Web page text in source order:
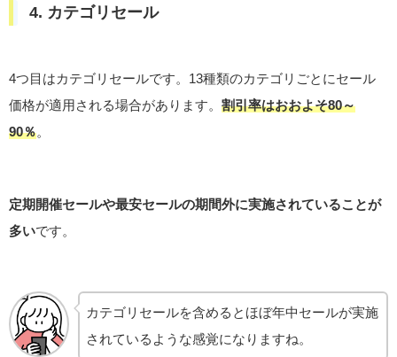
4. カテゴリセール
4つ目はカテゴリセールです。13種類のカテゴリごとにセール
価格が適用される場合があります。 割引率はおおよそ80～
90％。
定期開催セールや最安セールの期間外に実施されていることが
多いです。
カテゴリセールを含めるとほぼ年中セールが実施
されているような感覚になりますね。